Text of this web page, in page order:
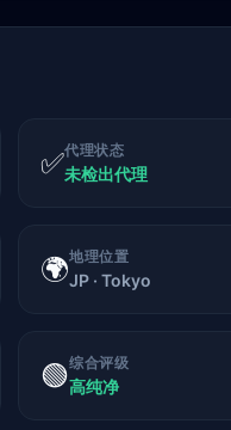
✅代理状态
未检出代理
🌍地理位置
JP · Tokyo
🟢综合评级
高纯净